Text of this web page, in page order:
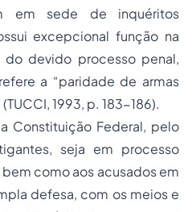
em sede de inquéritos
excepcional função na
devido processo penal,
a “paridade de armas
1993, p. 183-186).
Constituição Federal, pelo
seja em processo
como aos acusados em
defesa, com os meios e